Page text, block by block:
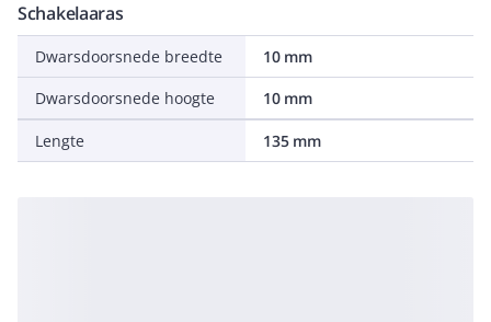
Schakelaaras
Dwarsdoorsnede breedte
10 mm
Dwarsdoorsnede hoogte
10 mm
Lengte 135 mm